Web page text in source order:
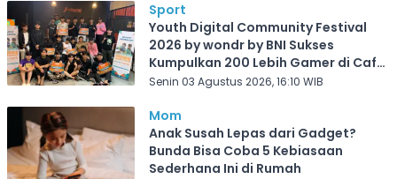
Sport
Youth Digital Community Festival
2026 by wondr by BNI Sukses
Kumpulkan 200 Lebih Gamer di Cafe
Frekuensi Depok
Senin 03 Agustus 2026, 16:10 WIB
Mom
Anak Susah Lepas dari Gadget?
Bunda Bisa Coba 5 Kebiasaan
Sederhana Ini di Rumah